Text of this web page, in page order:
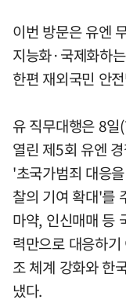
이번 방문은 유엔
지능화·국제화하
한편 재외국민 안
유 직무대행은 8일
열린 제5회 유엔
'초국가범죄 대응
찰의 기여 확대'를
마약, 인신매매 등
력만으로 대응하
조 체계 강화와 한
냈다.